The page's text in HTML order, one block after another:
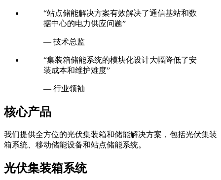
“站点储能解决方案有效解决了通信基站和数
据中心的电力供应问题”
— 技术总监
“集装箱储能系统的模块化设计大幅降低了安
装成本和维护难度”
— 行业领袖
核心产品
我们提供全方位的光伏集装箱和储能解决方案，包括光伏集装
箱系统、移动储能设备和站点储能系统。
光伏集装箱系统